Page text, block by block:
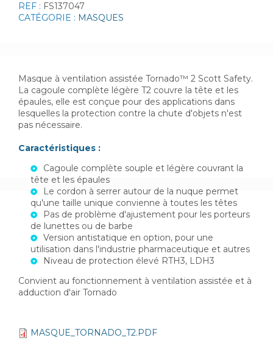
REF : FS137047
CATÉGORIE : MASQUES
Masque à ventilation assistée Tornado™ 2 Scott Safety.
La cagoule complète légère T2 couvre la tête et les
épaules, elle est conçue pour des applications dans
lesquelles la protection contre la chute d'objets n'est
pas nécessaire.
Caractéristiques :
Cagoule complète souple et légère couvrant la
tête et les épaules
Le cordon à serrer autour de la nuque permet
qu'une taille unique convienne à toutes les têtes
Pas de problème d'ajustement pour les porteurs
de lunettes ou de barbe
Version antistatique en option, pour une
utilisation dans l'industrie pharmaceutique et autres
Niveau de protection élevé RTH3, LDH3
Convient au fonctionnement à ventilation assistée et à
adduction d'air Tornado
MASQUE_TORNADO_T2.PDF